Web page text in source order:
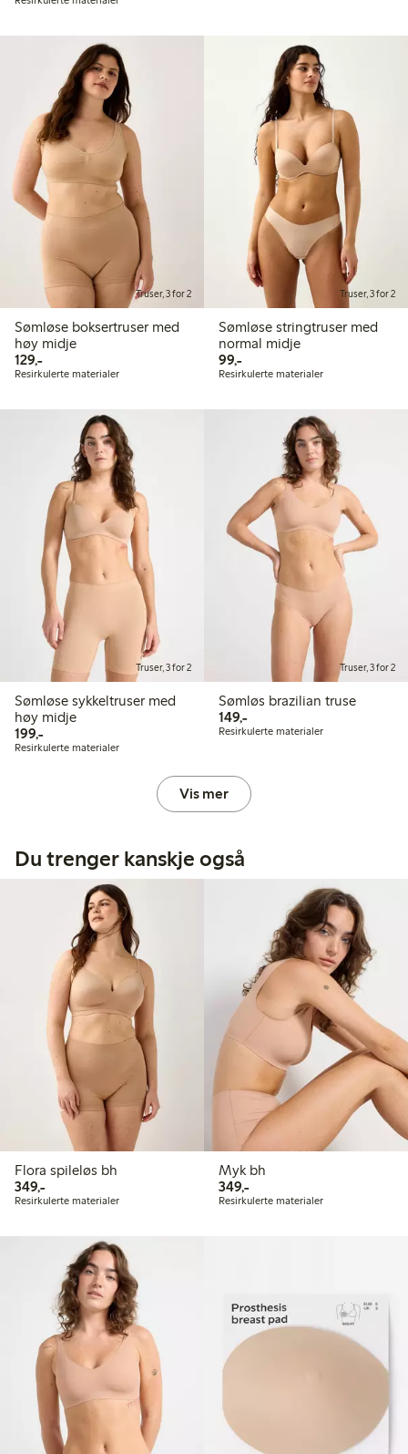
Truser, 3 for 2
Sømløse boksertruser med
høy midje
129,-129,00 kr
Resirkulerte materialer
Truser, 3 for 2
Sømløse stringtruser med
normal midje
99,-99,00 kr
Resirkulerte materialer
Truser, 3 for 2
Sømløse sykkeltruser med
høy midje
199,-199,00 kr
Resirkulerte materialer
Truser, 3 for 2
Sømløs brazilian truse
149,-149,00 kr
Resirkulerte materialer
Vis mer
Du trenger kanskje også
Flora spileløs bh
349,-349,00 kr
Resirkulerte materialer
Myk bh
349,-349,00 kr
Resirkulerte materialer